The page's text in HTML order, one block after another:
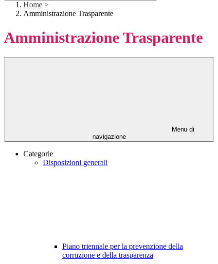
Home >
Amministrazione Trasparente
Amministrazione Trasparente
Menu di
navigazione
Categorie
Disposizioni generali
Piano triennale per la prevenzione della
corruzione e della trasparenza